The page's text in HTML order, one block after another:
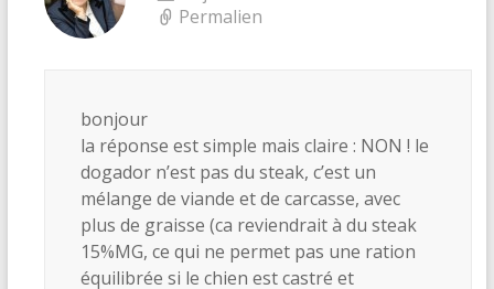
Permalien
bonjour
la réponse est simple mais claire : NON ! le
dogador n’est pas du steak, c’est un
mélange de viande et de carcasse, avec
plus de graisse (ca reviendrait à du steak
15%MG, ce qui ne permet pas une ration
équilibrée si le chien est castré et